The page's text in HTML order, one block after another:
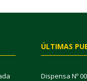
ÚLTIMAS
Dispensa Nº